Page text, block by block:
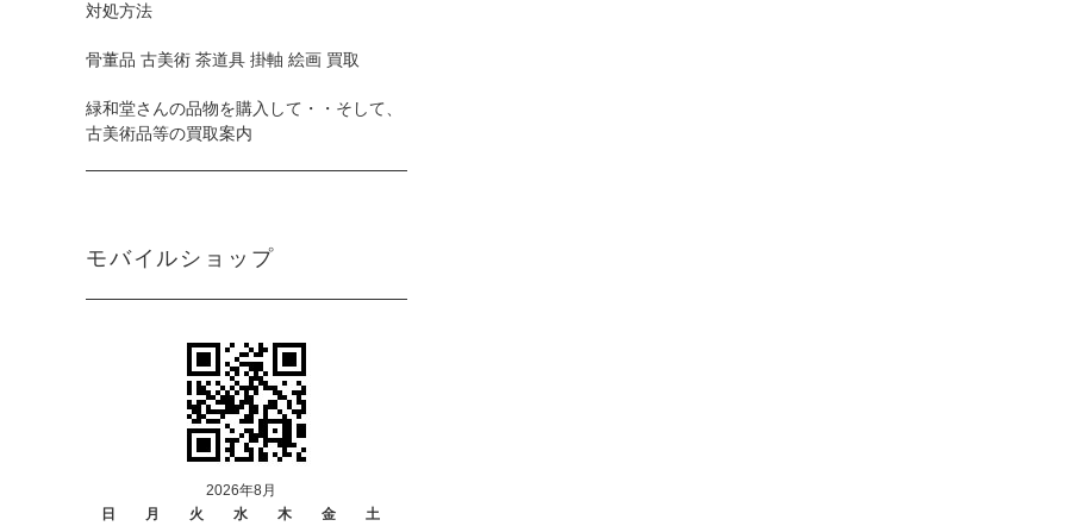
対処方法
骨董品 古美術 茶道具 掛軸 絵画 買取
緑和堂さんの品物を購入して・・そして、
古美術品等の買取案内
モバイルショップ
2026年8月
日
月 火 水 木 金
土